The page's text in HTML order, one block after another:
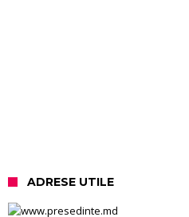
ADRESE UTILE